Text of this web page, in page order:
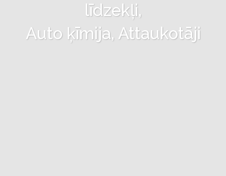
līdzekļi,
Auto ķīmija, Attaukotāji